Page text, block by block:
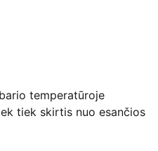
temperatūroje
tiek skirtis nuo esančios